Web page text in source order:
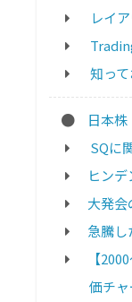
レイ
知っ
日本株
SQに
ヒン
大発会
急騰し
【
価チャ